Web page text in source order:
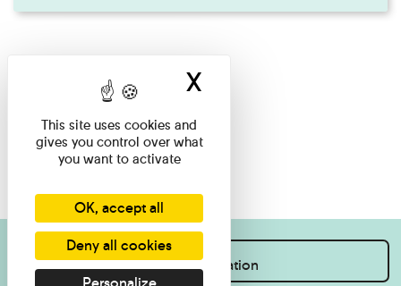
I want information
This site uses cookies and
gives you control over what
you want to activate
OK, accept all
Deny all cookies
X